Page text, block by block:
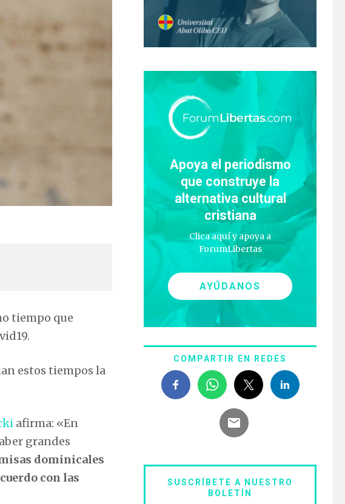
tiempo que
estos tiempos la
afirma: «En
grandes
dominicales
con las
Apoya el periodismo
que construye la
alternativa cultural
cristiana
Clica aquí y apoya a
ForumLibertas
AYÚDANOS
COMPARTIR EN REDES
SUSCRÍBETE A NUESTRO
BOLETÍN